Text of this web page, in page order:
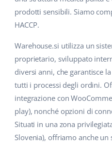
ContattoItaliano
português (BR)
中文
prodotti sensibili. Siamo
HACCP.
Warehouse.si utilizza un
proprietario, sviluppato
diversi anni, che garantisce
tutti i processi degli ordini.
integrazione con
play), nonché opzioni di
Situati in una zona
Slovenia), offriamo anche